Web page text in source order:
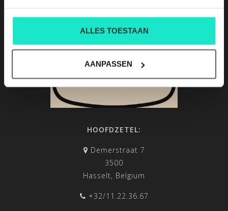
ALLES TOESTAAN
AANPASSEN
HOOFDZETEL:
Demerstraat 7
3500
Hasselt, Belgium
+32/11.22.36.67